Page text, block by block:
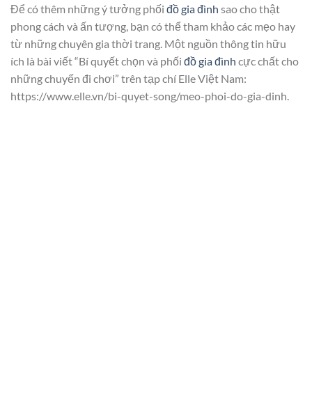
Để có thêm những ý tưởng phối đồ gia đình sao cho thật
phong cách và ấn tượng, bạn có thể tham khảo các mẹo hay
từ những chuyên gia thời trang. Một nguồn thông tin hữu
ích là bài viết “Bí quyết chọn và phối đồ gia đình cực chất cho
những chuyến đi chơi” trên tạp chí Elle Việt Nam:
https://www.elle.vn/bi-quyet-song/meo-phoi-do-gia-dinh.